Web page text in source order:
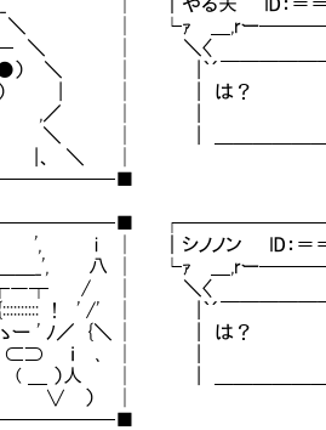
└ｧ ＿,rー
│ ＼〈
│ |｀´￣￣￣￣￣￣￣￣
） | │ | は？
,／ │ |
| ＿＿＿＿＿＿＿＿＿＿
|、 ＼ │
｜シノノン ID：＝＝
_', 八 │ └ｧ ＿,rー
i┬―┬ / │ ＼〈
! ' /' │ |｀´￣￣￣￣￣￣￣
{ ゝー ' ﾉ／ {＼ │ | は？
⊂⊃ ｉ ､ │ |
＿ ）人 │ | ＿＿＿＿＿＿＿＿
） │